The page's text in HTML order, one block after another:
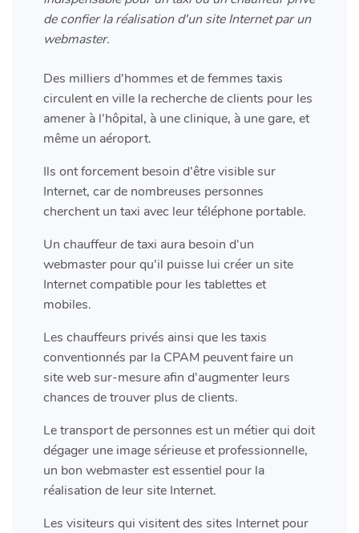
de confier la réalisation d'un site Internet par un
webmaster.
Des milliers d'hommes et de femmes taxis
circulent en ville la recherche de clients pour les
amener à l'hôpital, à une clinique, à une gare, et
même un aéroport.
Ils ont forcement besoin d'être visible sur
Internet, car de nombreuses personnes
cherchent un taxi avec leur téléphone portable.
Un chauffeur de taxi aura besoin d'un
webmaster pour qu'il puisse lui créer un site
Internet compatible pour les tablettes et
mobiles.
Les chauffeurs privés ainsi que les taxis
conventionnés par la CPAM peuvent faire un
site web sur-mesure afin d'augmenter leurs
chances de trouver plus de clients.
Le transport de personnes est un métier qui doit
dégager une image sérieuse et professionnelle,
un bon webmaster est essentiel pour la
réalisation de leur site Internet.
Les visiteurs qui visitent des sites Internet pour